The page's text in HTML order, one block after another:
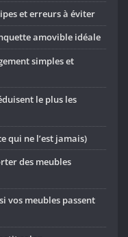
et erreurs à éviter
amovible idéale
simples et
le plus les
qui ne l’est jamais)
des meubles
vos meubles passent